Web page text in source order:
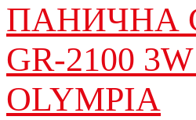
ПАНИЧНА
GR-2100
OLYMPIA